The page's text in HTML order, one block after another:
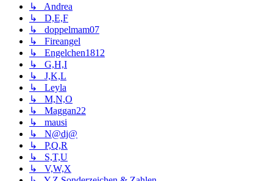
↳ Andrea
↳ D,E,F
↳ doppelmam07
↳ Fireangel
↳ Engelchen1812
↳ G,H,I
↳ J,K,L
↳ Leyla
↳ M,N,O
↳ Maggan22
↳ mausi
↳ N@dj@
↳ P,Q,R
↳ S,T,U
↳ V,W,X